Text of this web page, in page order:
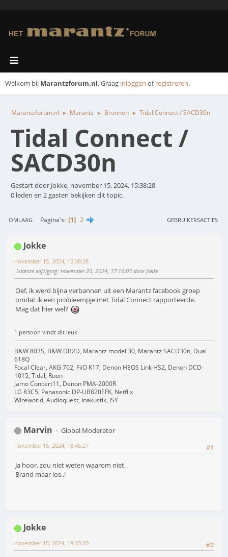
Welkom bij Marantzforum.nl. Graag inloggen ofregistreren.
Marantzforum.nl ► Marantz ► Bronnen ► Tidal Connect / SACD30n
Tidal Connect /
SACD30n
Gestart door Jokke, november 15, 2024, 15:38:28
0 leden en 2 gasten bekijken dit topic.
OMLAAG Pagina's 1 2 GEBRUIKERSACTIES
Jokke
november 15, 2024, 15:38:28
Laatste wijziging: november 20, 2024, 17:16:03 door Jokke
Oef, ik werd bijna verbannen uit een Marantz facebook groep
omdat ik een probleempje met Tidal Connect rapporteerde.
Mag dat hier wel?
1 persoon vindt dit leuk.
B&W 803S, B&W DB2D, Marantz model 30, Marantz SACD30n, Dual
618Q
Focal Clear, AKG 702, FiiO K17, Denon HEOS Link HS2, Denon DCD-
1015, Tidal, Roon
Jamo Concert11, Denon PMA-2000R
LG 83C5, Panasonic DP-UB820EFK, Netflix
Wireworld, Audioquest, Inakustik, ISY
Marvin
Global Moderator
#1
november 15, 2024, 18:45:27
Ja hoor, zou niet weten waarom niet.
Brand maar los..!
Jokke
#2
november 15, 2024, 19:33:20